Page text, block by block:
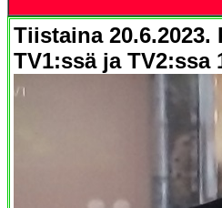
Tiistaina 20.6.2023.
TV1:ssä ja TV2:ssa